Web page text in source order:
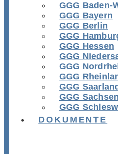
GGG Baden-
GGG Bayern
GGG Berlin
GGG
GGG Hessen
GGG
GGG
GGG
GGG Saarland
GGG Sachsen
GGG
DOKUMENTE